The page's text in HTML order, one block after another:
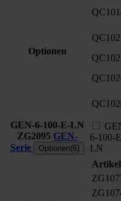
Optionen
GEN-6-100-E-LN
ZG2095 GEN-
Serie
Optionen(6)
6-100-
LN